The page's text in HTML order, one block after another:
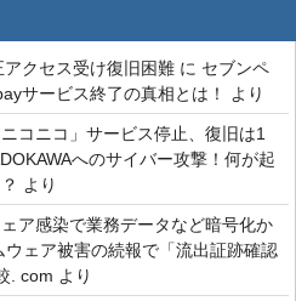
クセス受け復旧困難 に セブンペ
サービス終了の真相とは！
より
コニコ」サービス停止、復旧は1
へのサイバー攻撃！何が起
より
ア感染で業務データなど暗号化か
ェア被害の続報で「流出証跡確認
. com より